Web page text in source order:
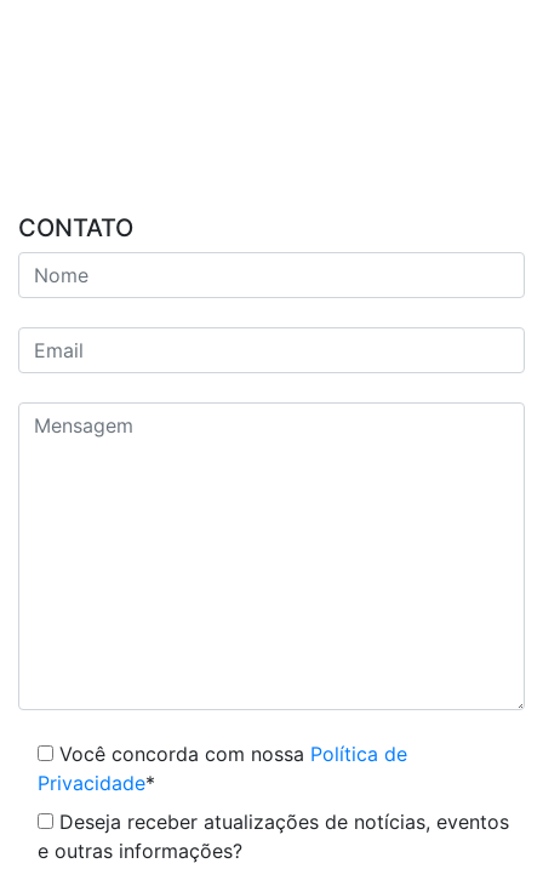
CONTATO
Você concorda com nossa Política de
Privacidade*
Deseja receber atualizações de notícias, eventos
e outras informações?